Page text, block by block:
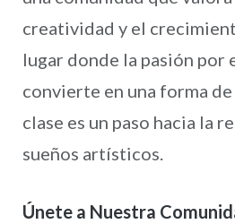
creatividad y el
lugar donde la pasión por
convierte en una forma
clase es un paso hacia la
sueños artísticos.
Únete a Nuestra